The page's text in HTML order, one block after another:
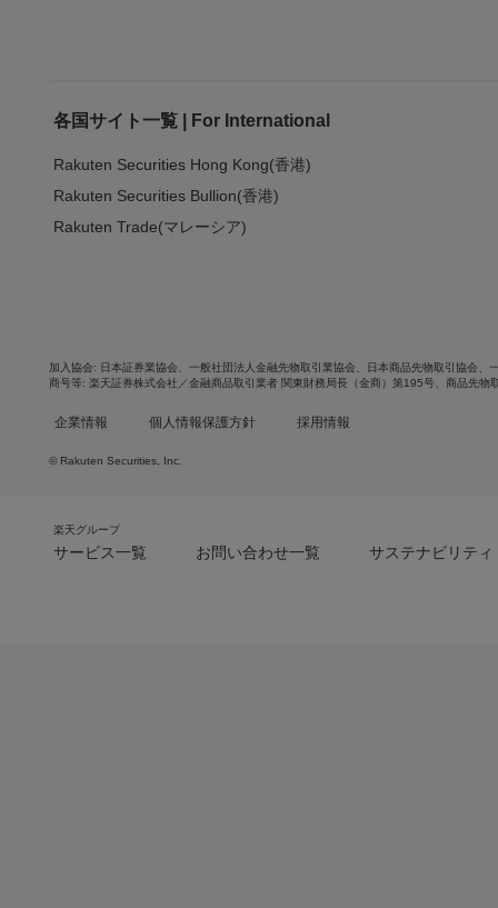
各国サイト一覧 | For International
Rakuten Securities Hong Kong(香港)
Rakuten Securities Bullion(香港)
Rakuten Trade(マレーシア)
加入協会 日本証券業協会 一般社団法人金融先物取引業協会 日本商品先物取引協会
商号等
楽天証券株式会社／金融商品取引業者 関東財務局長（金商）第195号、商品先物
企業情報 個人情報保護方針 採用情報
© Rakuten Securities, Inc.
楽天グループ
サービス一覧 お問い合わせ一覧 サステナビリティ